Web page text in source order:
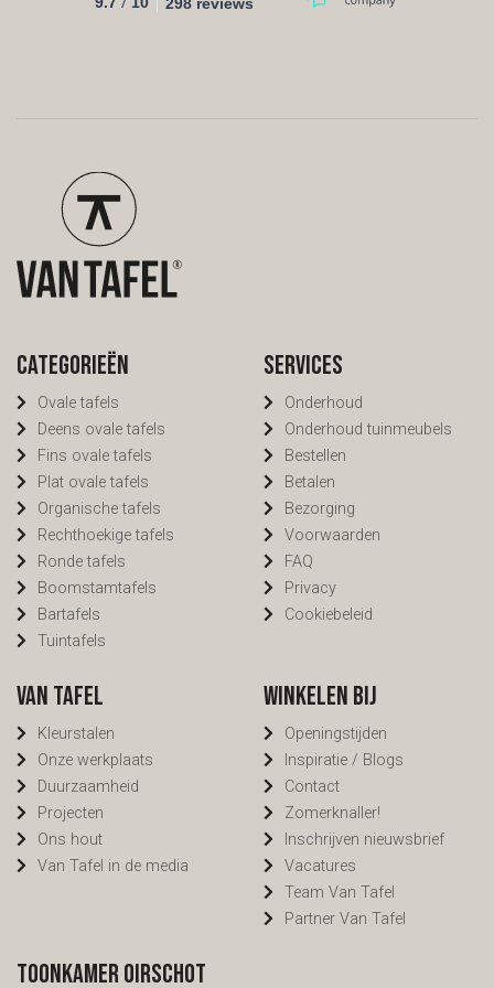
Categorieën
Ovale tafels
Deens ovale tafels
Fins ovale tafels
Plat ovale tafels
Organische tafels
Rechthoekige tafels
Ronde tafels
Boomstamtafels
Bartafels
Tuintafels
Services
Onderhoud
Onderhoud tuinmeubels
Bestellen
Betalen
Bezorging
Voorwaarden
FAQ
Privacy
Cookiebeleid
Van Tafel
Kleurstalen
Onze werkplaats
Duurzaamheid
Projecten
Ons hout
Van Tafel in de media
Winkelen bij
Openingstijden
Inspiratie / Blogs
Contact
Zomerknaller!
Inschrijven nieuwsbrief
Vacatures
Team Van Tafel
Partner Van Tafel
Toonkamer Oirschot